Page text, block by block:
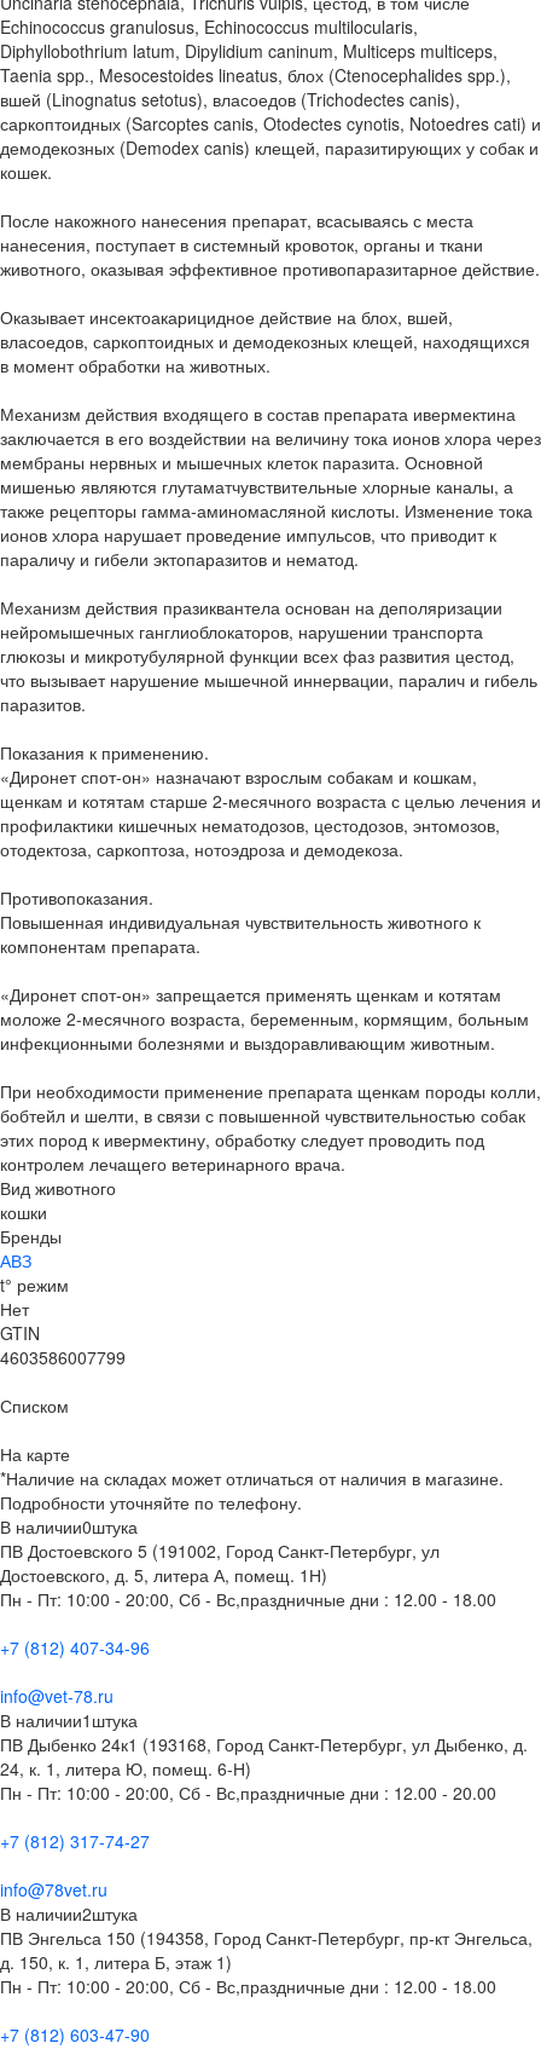
Echinococcus granulosus, Echinococcus multilocularis,
Diphyllobothrium latum, Dipylidium caninum, Multiceps multiceps,
Taenia spp., Mesocestoides lineatus, блох (Ctenocephalides spp.),
вшей (Linognatus setotus), власоедов (Trichodectes canis),
саркоптоидных (Sarcoptes canis, Otodectes cynotis, Notoedres cati) и
демодекозных (Demodex canis) клещей, паразитирующих у собак и
кошек.
После накожного нанесения препарат, всасываясь с места
нанесения, поступает в системный кровоток, органы и ткани
животного, оказывая эффективное противопаразитарное действие.
Оказывает инсектоакарицидное действие на блох, вшей,
власоедов, саркоптоидных и демодекозных клещей, находящихся
в момент обработки на животных.
Механизм действия входящего в состав препарата ивермектина
заключается в его воздействии на величину тока ионов хлора через
мембраны нервных и мышечных клеток паразита. Основной
мишенью являются глутаматчувствительные хлорные каналы, а
также рецепторы гамма-аминомасляной кислоты. Изменение тока
ионов хлора нарушает проведение импульсов, что приводит к
параличу и гибели эктопаразитов и нематод.
Механизм действия празиквантела основан на деполяризации
нейромышечных ганглиоблокаторов, нарушении транспорта
глюкозы и микротубулярной функции всех фаз развития цестод,
что вызывает нарушение мышечной иннервации, паралич и гибель
паразитов.
Показания к применению.
«Диронет спот-он» назначают взрослым собакам и кошкам,
щенкам и котятам старше 2-месячного возраста с целью лечения и
профилактики кишечных нематодозов, цестодозов, энтомозов,
отодектоза, саркоптоза, нотоэдроза и демодекоза.
Противопоказания.
Повышенная индивидуальная чувствительность животного к
компонентам препарата.
«Диронет спот-он» запрещается применять щенкам и котятам
моложе 2-месячного возраста, беременным, кормящим, больным
инфекционными болезнями и выздоравливающим животным.
При необходимости применение препарата щенкам породы колли,
бобтейл и шелти, в связи с повышенной чувствительностью собак
этих пород к ивермектину, обработку следует проводить под
контролем лечащего ветеринарного врача.
Вид животного
кошки
Бренды
АВЗ
t° режим
Нет
GTIN
4603586007799
Списком
На карте
*Наличие на складах может отличаться от наличия в магазине.
Подробности уточняйте по телефону.
В наличии0штука
ПВ Достоевского 5 (191002, Город Санкт-Петербург, ул
Достоевского, д. 5, литера А, помещ. 1Н)
Пн - Пт: 10:00 - 20:00, Сб - Вс,праздничные дни : 12.00 - 18.00
+7 (812) 407-34-96
info@vet-78.ru
В наличии1 штука
ПВ Дыбенко 24к1 (193168, Город Санкт-Петербург, ул Дыбенко, д.
24, к. 1, литера Ю, помещ. 6-Н)
Пн - Пт: 10:00 - 20:00, Сб - Вс,праздничные дни : 12.00 - 20.00
+7 (812) 317-74-27
info@78vet.ru
В наличии2штука
ПВ Энгельса 150 (194358, Город Санкт-Петербург, пр-кт Энгельса,
д. 150, к. 1, литера Б, этаж 1)
Пн - Пт: 10:00 - 20:00, Сб - Вс,праздничные дни : 12.00 - 18.00
+7 (812) 603-47-90